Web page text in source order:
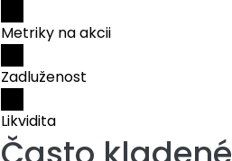
Metriky na akcii
Zadluženost
Likvidita